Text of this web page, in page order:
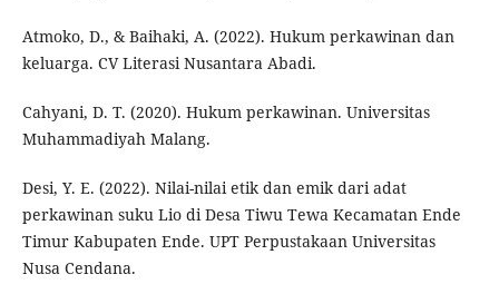
Atmoko, D., & Baihaki, A. (2022). Hukum perkawinan dan
keluarga. CV Literasi Nusantara Abadi.
Cahyani, D. T. (2020). Hukum perkawinan. Universitas
Muhammadiyah Malang.
Desi, Y. E. (2022). Nilai-nilai etik dan emik dari adat
perkawinan suku Lio di Desa Tiwu Tewa Kecamatan Ende
Timur Kabupaten Ende. UPT Perpustakaan Universitas
Nusa Cendana.